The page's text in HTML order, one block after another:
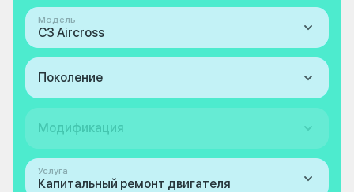
Модель
C3 Aircross
Поколение
Модификация
Услуга
Капитальный ремонт двигателя